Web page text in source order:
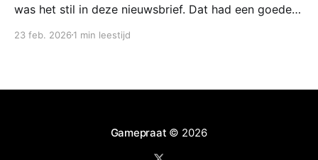
was het stil in deze nieuwsbrief. Dat had een goede
collega-gamejournalisten met een nieuw platform,
heeft
23 feb. 2026 1 min leestijd
Gamepraat © 2026